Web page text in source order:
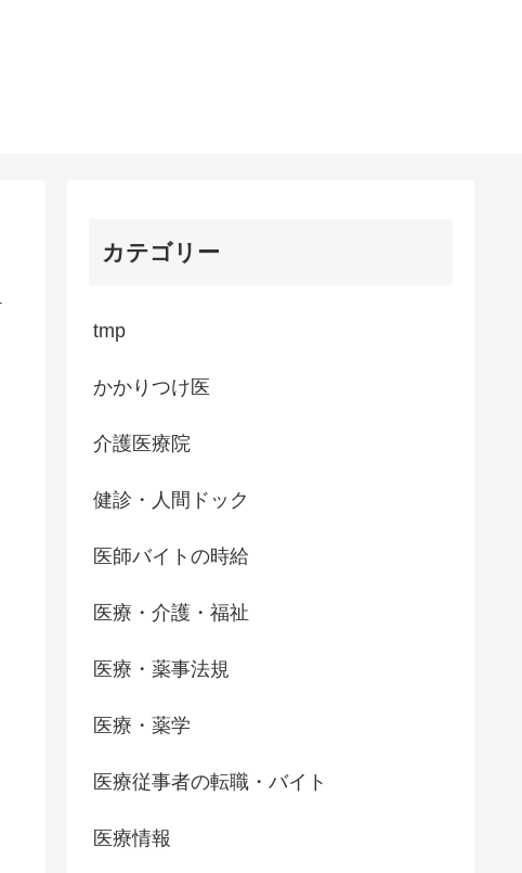
カテゴリー
tmp
かかりつけ医
介護医療院
健診・人間ドック
医師バイトの時給
医療・介護・福祉
医療・薬事法規
医療・薬学
医療従事者の転職・バイト
医療情報